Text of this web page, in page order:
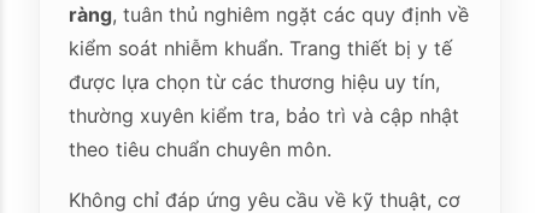
ràng, tuân thủ nghiêm ngặt các quy định về
kiểm soát nhiễm khuẩn. Trang thiết bị y tế
được lựa chọn từ các thương hiệu uy tín,
thường xuyên kiểm tra, bảo trì và cập nhật
theo tiêu chuẩn chuyên môn.
Không chỉ đáp ứng yêu cầu về kỹ thuật, cơ